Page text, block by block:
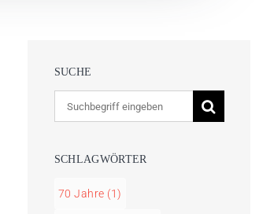
SUCHE
Suche
nach:
SCHLAGWÖRTER
70 Jahre (1)